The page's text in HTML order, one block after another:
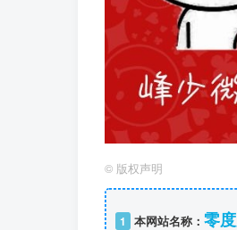
© 版权声明
1 本网站名称： 零